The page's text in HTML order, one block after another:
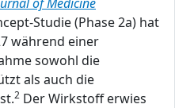
Studie (Phase 2a) hat
während einer
sowohl die
als auch die
2 Der Wirkstoff erwies